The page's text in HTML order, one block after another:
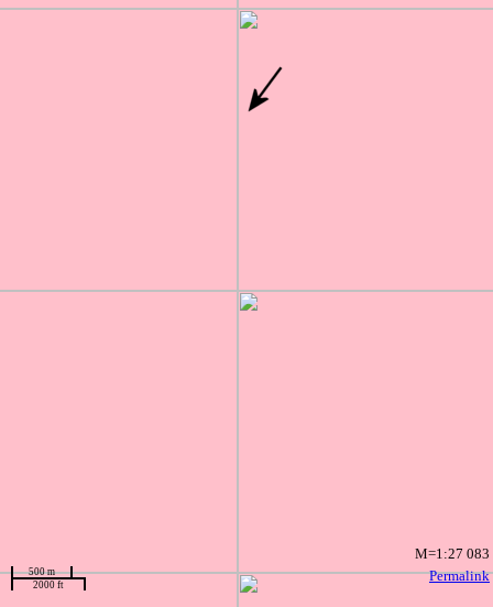
Permalink
500 m
2000 ft
M=1:27 083